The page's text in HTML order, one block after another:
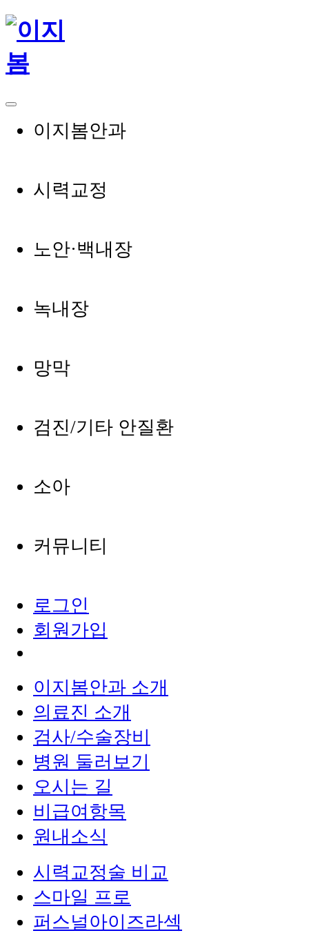
이지봄안과
시력교정
노안·백내장
녹내장
망막
검진/기타 안질환
소아
커뮤니티
로그인
회원가입
이지봄안과 소개
의료진 소개
검사/수술장비
병원 둘러보기
오시는 길
비급여항목
원내소식
시력교정술 비교
스마일 프로
퍼스널아이즈라섹